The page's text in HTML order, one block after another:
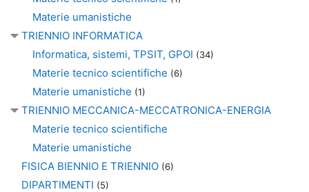
Materie umanistiche
TRIENNIO INFORMATICA
Informatica, sistemi, TPSIT, GPOI (34)
Materie tecnico scientifiche (6)
Materie umanistiche (1)
TRIENNIO MECCANICA-MECCATRONICA-ENERGIA
Materie tecnico scientifiche
Materie umanistiche
FISICA BIENNIO E TRIENNIO (6)
DIPARTIMENTI (5)